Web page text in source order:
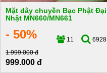
Mặt dây chuyền Bạc Phật Đại
Nhật MN660/MN661
- 50% 11
6928
1.999.000 đ
999.000 đ